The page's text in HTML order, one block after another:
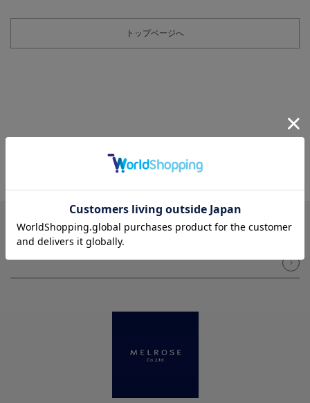
トップページへ
NEWSLETTER メルマガ登録